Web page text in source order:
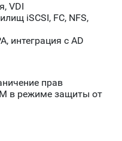
VDI
iSCSI, FC, NFS,
интеграция с AD
прав
в режиме защиты от